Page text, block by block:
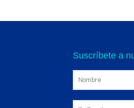
Suscríbete a